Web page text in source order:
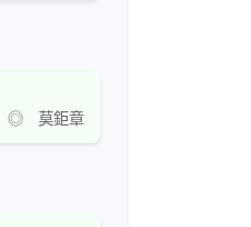
◎ 莫鉅章